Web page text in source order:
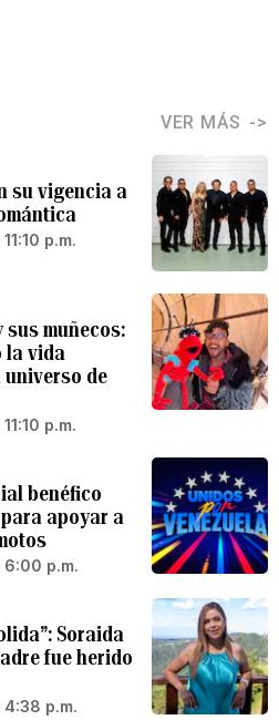
VER MÁS
su vigencia a
p.m.
muñecos:
la vida
de
p.m.
benéfico
para apoyar a
p.m.
Soraida
fue herido
p.m.